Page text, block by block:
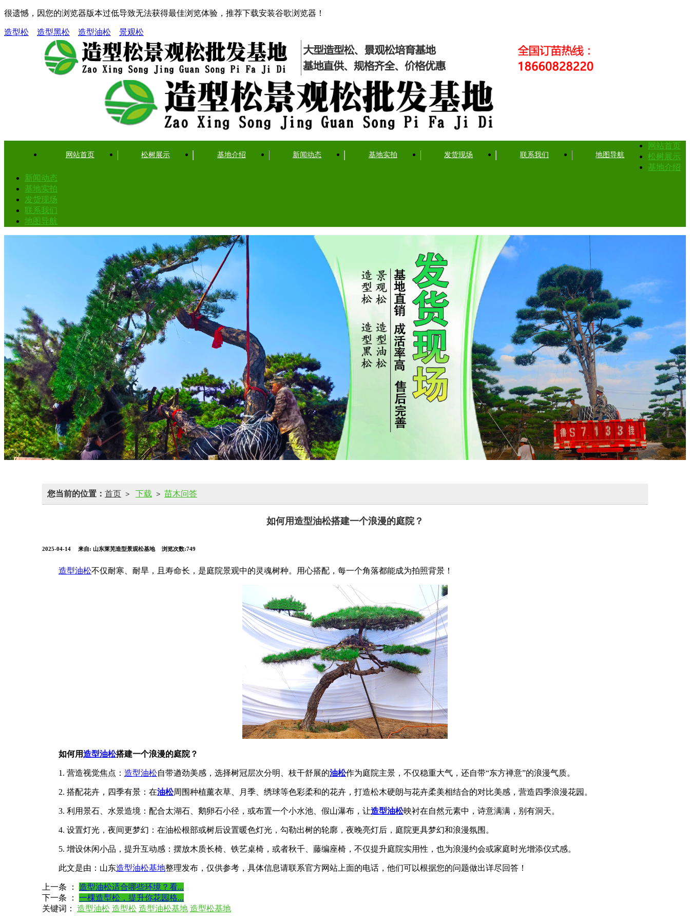
很遗憾，因您的浏览器版本过低导致无法获得最佳浏览体验，推荐下载安装谷歌浏览器！
造型松 造型黑松 造型油松 景观松
网站首页 松树展示 基地介绍 新闻动态 基地实拍 发货现场 联系我们 地图导航
网站首页
松树展示
基地介绍
新闻动态
基地实拍
发货现场
联系我们
地图导航
您当前的位置： 首页 > 下载 > 苗木问答
如何用造型油松搭建一个浪漫的庭院？
2025-04-14 来自: 山东莱芜造型景观松基地 浏览次数:749
造型油松不仅耐寒、耐旱，且寿命长，是庭院景观中的灵魂树种。用心搭配，每一个角落都能成为拍照背景！
如何用造型油松搭建一个浪漫的庭院？
1. 营造视觉焦点： 造型油松自带遒劲美感，选择树冠层次分明、枝干舒展的油松作为庭院主景，不仅稳重大气，还自带“东方禅意”的浪漫气质。
2. 搭配花卉，四季有景：在油松周围种植薰衣草、月季、绣球等色彩柔和的花卉，打造松木硬朗与花卉柔美相结合的对比美感，营造四季浪漫花园。
3. 利用景石、水景造境：配合太湖石、鹅卵石小径，或布置一个小水池、假山瀑布，让造型油松映衬在自然元素中，诗意满满，别有洞天。
4. 设置灯光，夜间更梦幻：在油松根部或树后设置暖色灯光，勾勒出树的轮廓，夜晚亮灯后，庭院更具梦幻和浪漫氛围。
5. 增设休闲小品，提升互动感：摆放木质长椅、铁艺桌椅，或者秋千、藤编座椅，不仅提升庭院实用性，也为浪漫约会或家庭时光增添仪式感。
此文是由：山东造型油松基地整理发布，仅供参考，具体信息请联系官方网站上面的电话，他们可以根据您的问题做出详尽回答！
上一条 ：
造型油松适合哪些环境？看...
下一条 ：
一棵造型松，提升你花园格...
关键词： 造型油松 造型松 造型油松基地 造型松基地